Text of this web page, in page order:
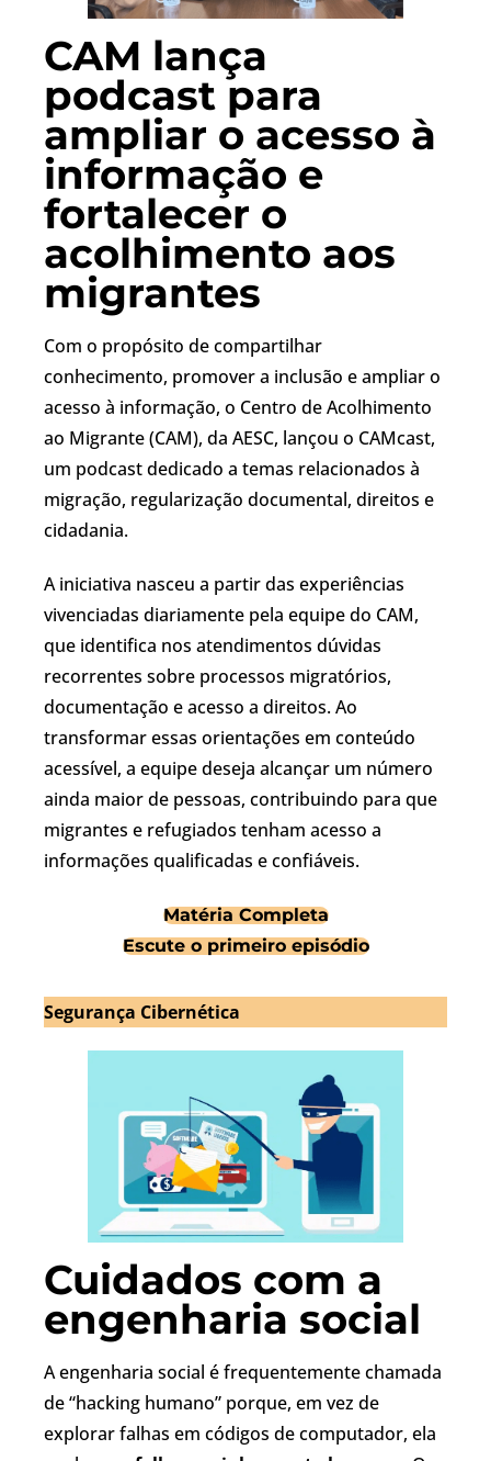
CAM lança
podcast para
ampliar o acesso à
informação e
fortalecer o
acolhimento aos
migrantes
Com o propósito de compartilhar
conhecimento, promover a inclusão e ampliar o
acesso à informação, o Centro de Acolhimento
ao Migrante (CAM), da AESC, lançou o CAMcast,
um podcast dedicado a temas relacionados à
migração, regularização documental, direitos e
cidadania.
A iniciativa nasceu a partir das experiências
vivenciadas diariamente pela equipe do CAM,
que identifica nos atendimentos dúvidas
recorrentes sobre processos migratórios,
documentação e acesso a direitos. Ao
transformar essas orientações em conteúdo
acessível, a equipe deseja alcançar um número
ainda maior de pessoas, contribuindo para que
migrantes e refugiados tenham acesso a
informações qualificadas e confiáveis.
Matéria Completa
Escute o primeiro episódio
Segurança Cibernética
Cuidados com a
engenharia social
A engenharia social é frequentemente chamada
de “hacking humano” porque, em vez de
explorar falhas em códigos de computador, ela